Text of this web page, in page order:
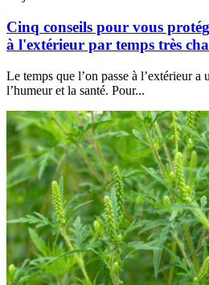
Cinq conseils pour vous
à l'extérieur par temps très
Le temps que l’on passe à l’extérieur a
l’humeur et la santé. Pour...